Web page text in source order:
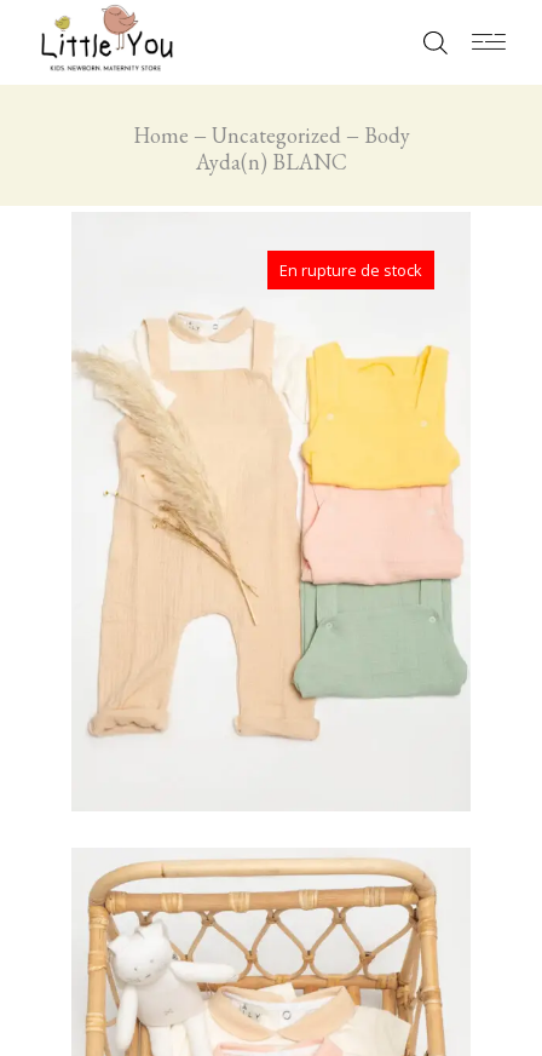
Home Uncategorized
Body
Ayda(n) BLANC
En rupture de stock